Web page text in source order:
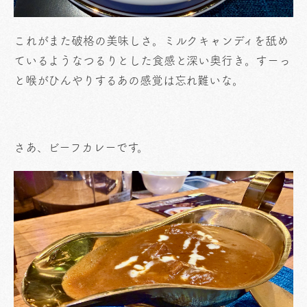
これがまた破格の美味しさ。ミルクキャンディを舐め
ているようなつるりとした食感と深い奥行き。すーっ
と喉がひんやりするあの感覚は忘れ難いな。
さあ、ビーフカレーです。